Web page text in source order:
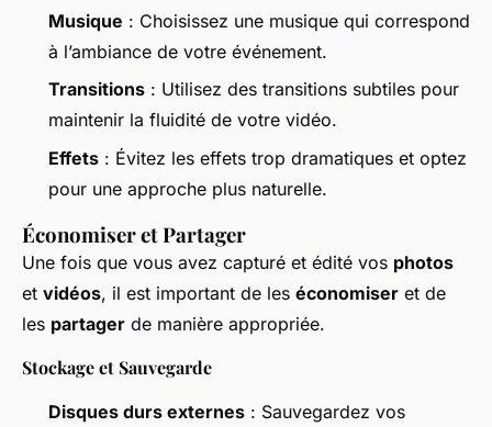
Musique : Choisissez une musique qui correspond
à l’ambiance de votre événement.
Transitions : Utilisez des transitions subtiles pour
maintenir la fluidité de votre vidéo.
Effets : Évitez les effets trop dramatiques et optez
pour une approche plus naturelle.
Économiser et Partager
Une fois que vous avez capturé et édité vos photos
et vidéos, il est important de les économiser et de
les partager de manière appropriée.
Stockage et Sauvegarde
Disques durs externes : Sauvegardez vos